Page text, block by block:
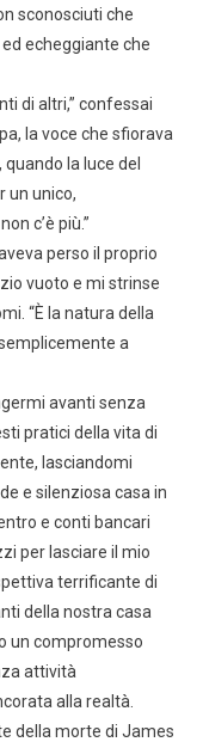
sconosciuti che
echeggiante che
di altri,” confessai
la voce che sfiorava
la luce del
un unico,
c’è più.”
perso il proprio
vuoto e mi strinse
“È la natura della
a
avanti senza
pratici della vita di
lasciandomi
e silenziosa casa in
e conti bancari
per lasciare il mio
terrificante di
della nostra casa
un compromesso
attività
alla realtà.
della morte di James